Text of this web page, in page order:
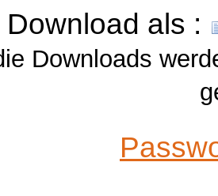
Download als :
Downloads